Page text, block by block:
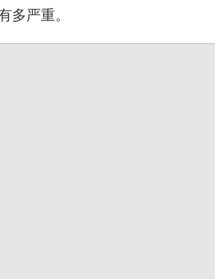
多严重。